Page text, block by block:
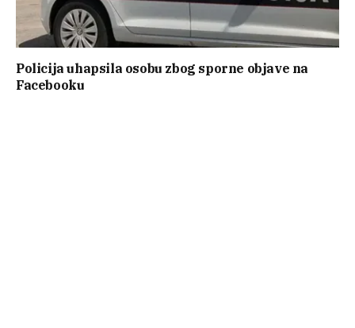
Policija uhapsila osobu zbog sporne objave na
Facebooku